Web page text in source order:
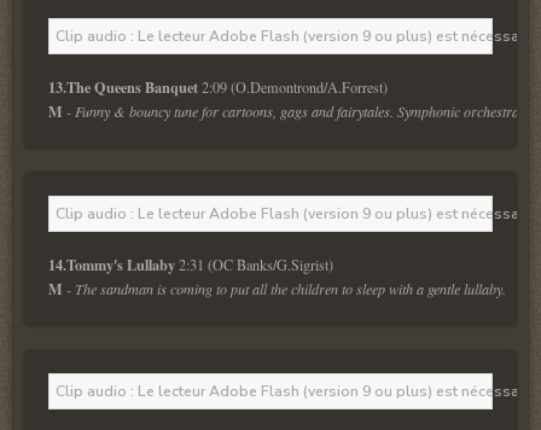
Clip audio : Le lecteur Adobe Flash (version 9 ou plus) est
13.The Queens Banquet 2:09 (O.Demontrond/A.Forrest)
M - Funny & bouncy tune for cartoons, gags and fairytales. Symphonic orchestra.
Clip audio : Le lecteur Adobe Flash (version 9 ou plus) est
14.Tommy's Lullaby 2:31 (OC Banks/G.Sigrist)
M - The sandman is coming to put all the children to sleep with a gentle lullaby.
Clip audio : Le lecteur Adobe Flash (version 9 ou plus) est